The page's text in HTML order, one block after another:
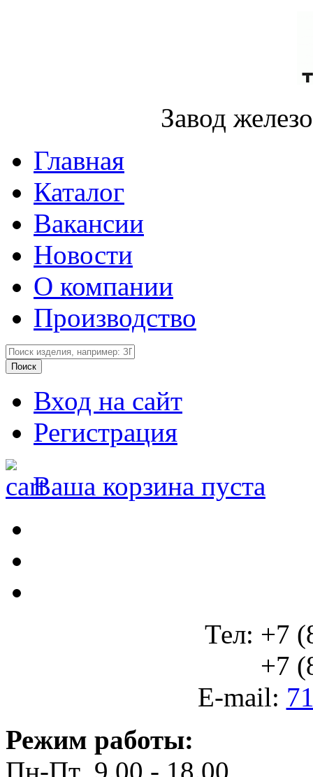
Завод
Главная
Каталог
Вакансии
Новости
О компании
Производство
Вход на сайт
Регистрация
Ваша корзина пуста
Тел: +7
+7
E-mail:
Режим работы: